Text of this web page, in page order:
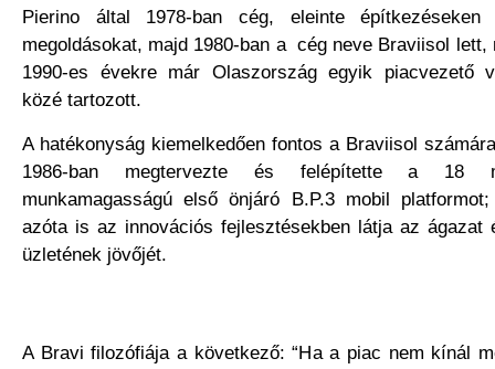
Pierino által 1978-ban cég, eleinte építkezéseken
megoldásokat, majd 1980-ban a cég neve Braviisol lett,
1990-es évekre már Olaszország egyik piacvezető
közé tartozott.
A hatékonyság kiemelkedően fontos a Braviisol
1986-ban megtervezte és felépítette a 18
munkamagasságú első önjáró B.P.3 mobil
azóta is az innovációs fejlesztésekben látja az ágazat
üzletének jövőjét.
A Bravi filozófiája a következő: “Ha a piac nem kínál